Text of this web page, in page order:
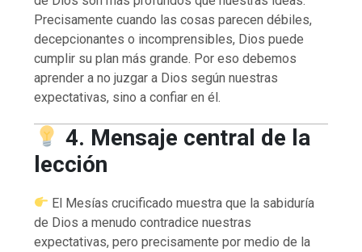
Precisamente cuando las cosas parecen débiles,
decepcionantes o incomprensibles, Dios puede
cumplir su plan más grande. Por eso debemos
aprender a no juzgar a Dios según nuestras
expectativas, sino a confiar en él.
4. Mensaje central de la
lección
El Mesías crucificado muestra que la sabiduría
de Dios a menudo contradice nuestras
expectativas, pero precisamente por medio de la